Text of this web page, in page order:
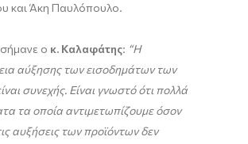
και Άκη Παυλόπουλο.
ο κ. Καλαφάτης: “Η
αύξησης των εισοδημάτων των
συνεχής. Είναι γνωστό ότι πολλά
τα οποία αντιμετωπίζουμε όσον
αυξήσεις των προϊόντων δεν